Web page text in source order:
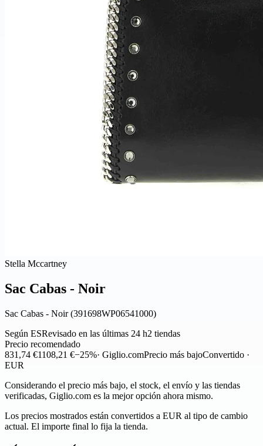
Stella Mccartney
Sac Cabas - Noir
Sac Cabas - Noir (391698WP06541000)
Según ESRevisado en las últimas 24 h2 tiendas
Precio recomendado
831,74 €1108,21 €−25%· Giglio.comPrecio más bajoConvertido ·
EUR
Considerando el precio más bajo, el stock, el envío y las tiendas
verificadas, Giglio.com es la mejor opción ahora mismo.
Los precios mostrados están convertidos a EUR al tipo de cambio
actual. El importe final lo fija la tienda.